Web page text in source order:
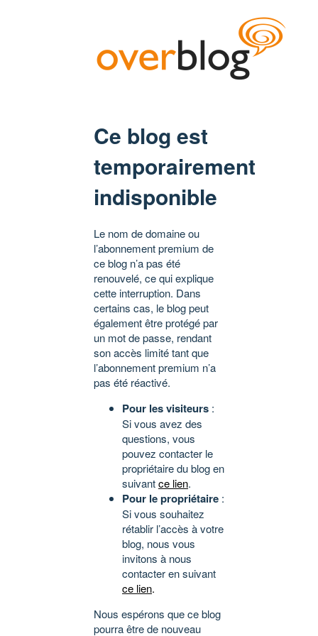
Ce blog est
temporairement
indisponible
Le nom de domaine ou
l’abonnement premium de
ce blog n’a pas été
renouvelé, ce qui explique
cette interruption. Dans
certains cas, le blog peut
également être protégé par
un mot de passe, rendant
son accès limité tant que
l’abonnement premium n’a
pas été réactivé.
Pour les visiteurs :
Si vous avez des
questions, vous
pouvez contacter le
propriétaire du blog en
suivantce lien.
Pour le propriétaire :
Si vous souhaitez
rétablir l’accès à votre
blog, nous vous
invitons à nous
contacter en suivant
ce lien.
Nous espérons que ce blog
pourra être de nouveau